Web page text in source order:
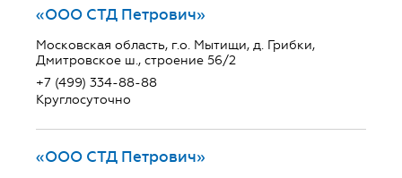
«ООО СТД Петрович»
Московская область, г.о. Мытищи, д. Грибки,
Дмитровское ш., строение 56/2
+7 (499) 334-88-88
Круглосуточно
«ООО СТД Петрович»